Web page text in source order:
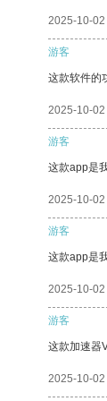
2025-10-02
游客
这款软件的
2025-10-02
游客
这款app是
2025-10-02
游客
这款app是
2025-10-02
游客
这款加速器
2025-10-02